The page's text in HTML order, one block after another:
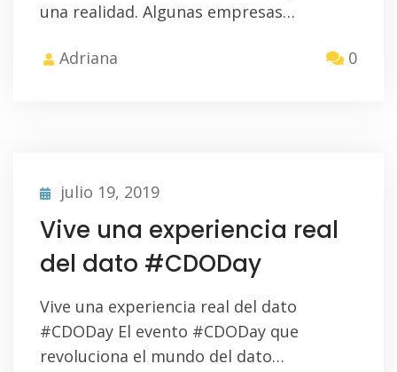
una realidad. Algunas empresas…
Adriana 0
julio 19, 2019
Vive una experiencia real
del dato #CDODay
Vive una experiencia real del dato
#CDODay El evento #CDODay que
revoluciona el mundo del dato…